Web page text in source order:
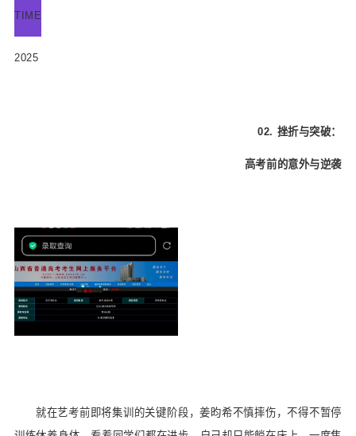
TIME
2025
02. 挫折与突破：
高考前的意外与逆袭
就在艺考前即将集训的关键阶段，姜昀希不慎摔伤，不得不暂停